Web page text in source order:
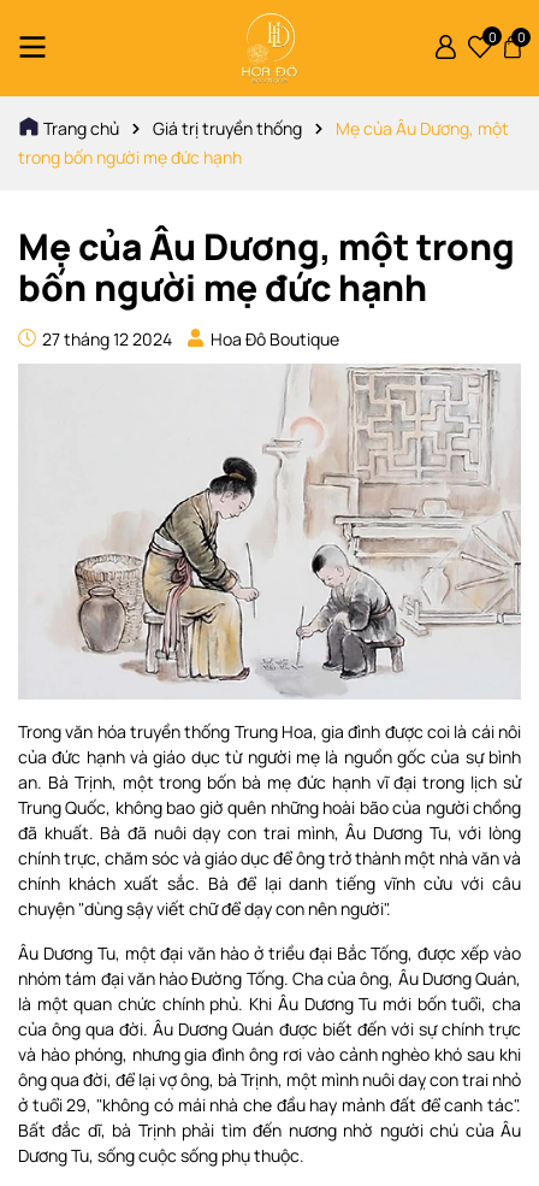
0 0
Trang chủ Giá trị truyền thống
Mẹ của Âu Dương, một
trong bốn người mẹ đức hạnh
Mẹ của Âu Dương, một trong
bốn người mẹ đức hạnh
27 tháng 12 2024 Hoa Đô Boutique
Trong văn hóa truyền thống Trung Hoa, gia đình được coi là cái nôi
của đức hạnh và giáo dục từ người mẹ là nguồn gốc của sự bình
an. Bà Trịnh, một trong bốn bà mẹ đức hạnh vĩ đại trong lịch sử
Trung Quốc, không bao giờ quên những hoài bão của người chồng
đã khuất. Bà đã nuôi dạy con trai mình, Âu Dương Tu, với lòng
chính trực, chăm sóc và giáo dục để ông trở thành một nhà văn và
chính khách xuất sắc. Bà để lại danh tiếng vĩnh cửu với câu
chuyện "dùng sậy viết chữ để dạy con nên người".
Âu Dương Tu, một đại văn hào ở triều đại Bắc Tống, được xếp vào
nhóm tám đại văn hào Đường Tống. Cha của ông, Âu Dương Quán,
là một quan chức chính phủ. Khi Âu Dương Tu mới bốn tuổi, cha
của ông qua đời. Âu Dương Quán được biết đến với sự chính trực
và hào phóng, nhưng gia đình ông rơi vào cảnh nghèo khó sau khi
ông qua đời, để lại vợ ông, bà Trịnh, một mình nuôi daỵ con trai nhỏ
ở tuổi 29, "không có mái nhà che đầu hay mảnh đất để canh tác".
Bất đắc dĩ, bà Trịnh phải tìm đến nương nhờ người chú của Âu
Dương Tu, sống cuộc sống phụ thuộc.